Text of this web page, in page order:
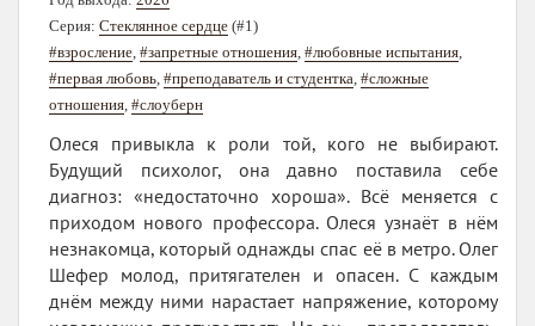
Серия: Стеклянное сердце (#1)
#взросление, #запретные отношения, #любовные испытания,
#первая любовь, #преподаватель и студентка, #сложные
отношения, #слоуберн
Олеся привыкла к роли той, кого не выбирают.
Будущий психолог, она давно поставила себе
диагноз: «недостаточно хороша». Всё меняется с
приходом нового профессора. Олеся узнаёт в нём
незнакомца, который однажды спас её в метро. Олег
Шефер молод, притягателен и опасен. С каждым
днём между ними нарастает напряжение, которому